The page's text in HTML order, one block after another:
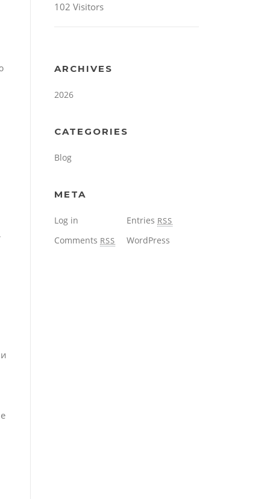
102 Visitors
ARCHIVES
2026
CATEGORIES
Blog
META
Log in Entries RSS
Comments RSS WordPress